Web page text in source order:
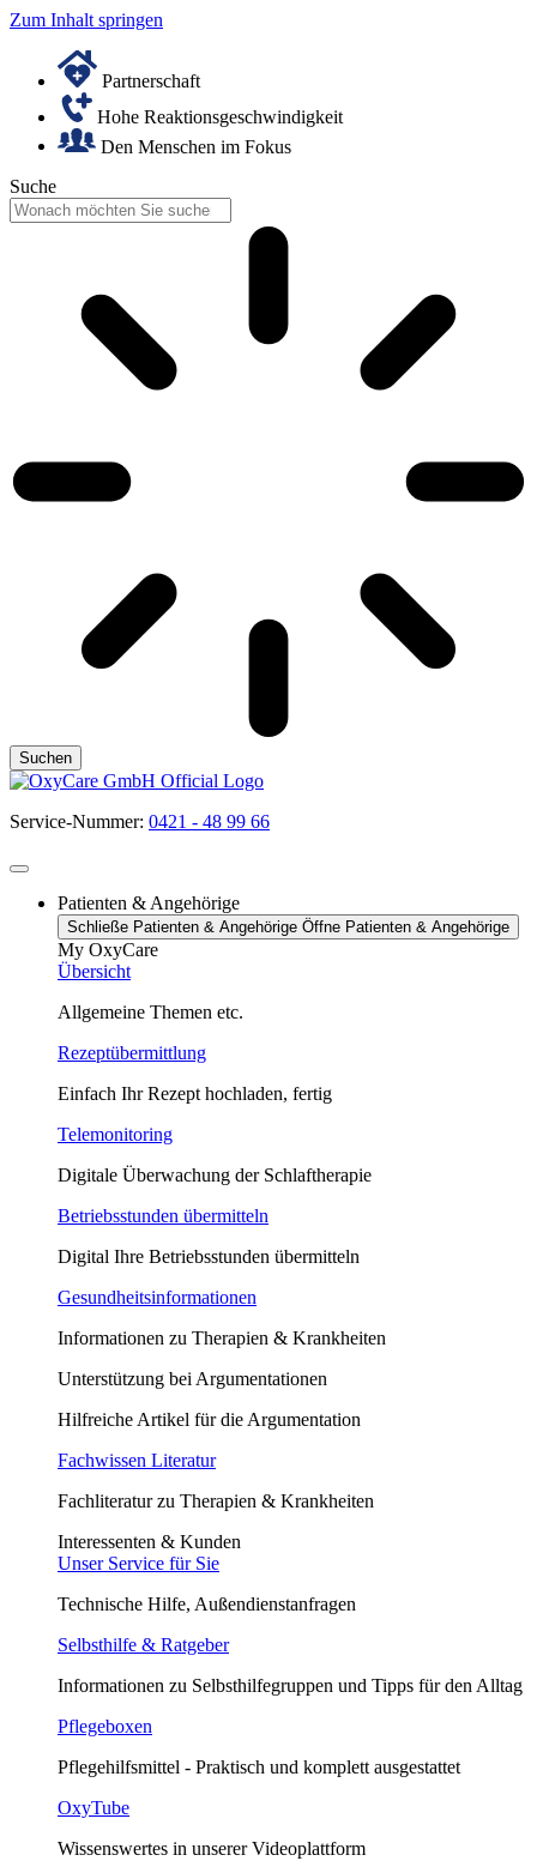
Zum Inhalt springen
Partnerschaft
Hohe Reaktionsgeschwindigkeit
Den Menschen im Fokus
Suche
Suchen
Service-Nummer: 0421 - 48 99 66
Patienten & Angehörige
Schließe Patienten & Angehörige Öffne Patienten & Angehörige
My OxyCare
Übersicht
Allgemeine Themen etc.
Rezeptübermittlung
Einfach Ihr Rezept hochladen, fertig
Telemonitoring
Digitale Überwachung der Schlaftherapie
Betriebsstunden übermitteln
Digital Ihre Betriebsstunden übermitteln
Gesundheitsinformationen
Informationen zu Therapien & Krankheiten
Unterstützung bei Argumentationen
Hilfreiche Artikel für die Argumentation
Fachwissen Literatur
Fachliteratur zu Therapien & Krankheiten
Interessenten & Kunden
Unser Service für Sie
Technische Hilfe, Außendienstanfragen
Selbsthilfe & Ratgeber
Informationen zu Selbsthilfegruppen und Tipps für den Alltag
Pflegeboxen
Pflegehilfsmittel - Praktisch und komplett ausgestattet
OxyTube
Wissenswertes in unserer Videoplattform